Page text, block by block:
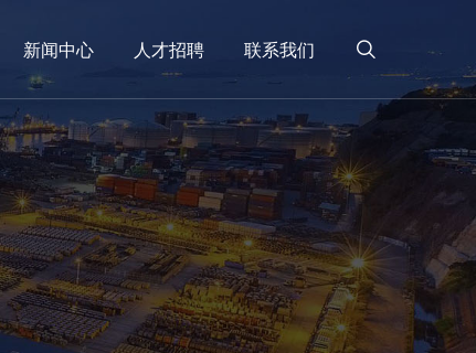
新闻中心 人才招聘 联系我们